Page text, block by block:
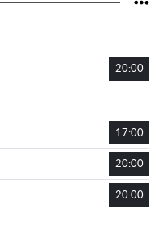
20:00
17:00
20:00
20:00